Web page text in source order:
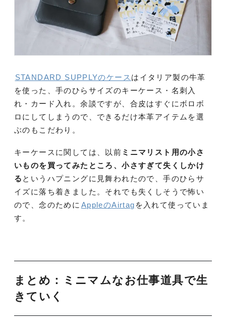
STANDARD SUPPLYのケース はイタリア製の牛革
を使った、手のひらサイズのキーケース・名刺入
れ・カード入れ。余談ですが、合皮はすぐにボロボ
ロにしてしまうので、できるだけ本革アイテムを選
ぶのもこだわり。
キーケースに関しては、以前 ミニマリスト用の小さ
いものを買ってみたところ、小さすぎて失くしかけ
る というハプニングに見舞われたので、手のひらサ
イズに落ち着きました。それでも失くしそうで怖い
ので、念のために AppleのAirtag を入れて使っていま
す。
まとめ：ミニマムなお仕事道具で生
きていく